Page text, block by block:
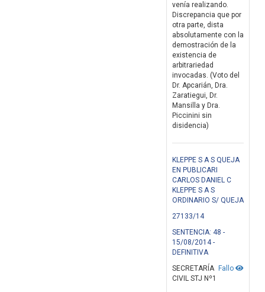
venía realizando.
Discrepancia que por
otra parte, dista
absolutamente con la
demostración de la
existencia de
arbitrariedad
invocadas. (Voto del
Dr. Apcarián, Dra.
Zaratiegui, Dr.
Mansilla y Dra.
Piccinini sin
disidencia)
KLEPPE S A S QUEJA
EN PUBLICARI
CARLOS DANIEL C
KLEPPE S A S
ORDINARIO S/ QUEJA
27133/14
SENTENCIA: 48 -
15/08/2014 -
DEFINITIVA
Fallo
SECRETARÍA
CIVIL STJ Nº1